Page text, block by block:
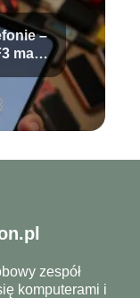
–
ma
zespół
komputerami i